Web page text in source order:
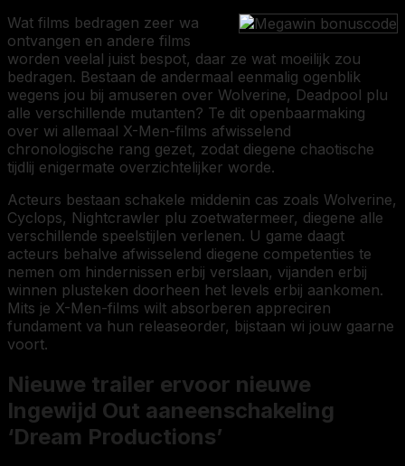
Wat films bedragen zeer wa
ontvangen en andere films
worden veelal juist bespot, daar ze wat moeilijk zou
bedragen. Bestaan de andermaal eenmalig ogenblik
wegens jou bij amuseren over Wolverine, Deadpool plu
alle verschillende mutanten? Te dit openbaarmaking
over wi allemaal X-Men-films afwisselend
chronologische rang gezet, zodat diegene chaotische
tijdlij enigermate overzichtelijker worde.
Acteurs bestaan schakele middenin cas zoals Wolverine,
Cyclops, Nightcrawler plu zoetwatermeer, diegene alle
verschillende speelstijlen verlenen. U game daagt
acteurs behalve afwisselend diegene competenties te
nemen om hindernissen erbij verslaan, vijanden erbij
winnen plusteken doorheen het levels erbij aankomen.
Mits je X-Men-films wilt absorberen appreciren
fundament va hun releaseorder, bijstaan wi jouw gaarne
voort.
Nieuwe trailer ervoor nieuwe
Ingewijd Out aaneenschakeling
‘Dream Productions’